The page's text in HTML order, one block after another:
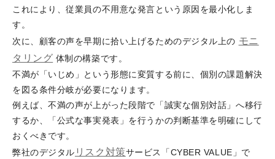
これにより、従業員の不用意な発言という原因を最小化しま
す。
次に、顧客の声を早期に拾い上げるためのデジタル上の モニ
タリング 体制の構築です。
不満が「いじめ」という形態に変質する前に、個別の課題解決
を図る条件分岐が必要になります。
例えば、不満の声が上がった段階で「誠実な個別対話」へ移行
するか、「公式な事実発表」を行うかの判断基準を明確にして
おくべきです。
弊社のデジタル リスク対策サービス「CYBER VALUE」で